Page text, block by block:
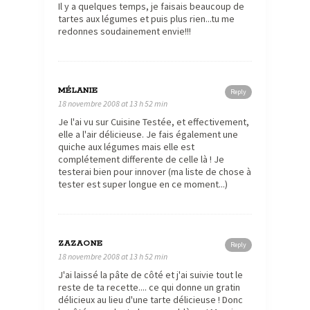
Il y a quelques temps, je faisais beaucoup de
tartes aux légumes et puis plus rien...tu me
redonnes soudainement envie!!!
Reply
MÉLANIE
18 novembre 2008 at 13 h 52 min
Je l'ai vu sur Cuisine Testée, et effectivement,
elle a l'air délicieuse. Je fais également une
quiche aux légumes mais elle est
complétement differente de celle là ! Je
testerai bien pour innover (ma liste de chose à
tester est super longue en ce moment...)
Reply
ZAZAONE
18 novembre 2008 at 13 h 52 min
J'ai laissé la pâte de côté et j'ai suivie tout le
reste de ta recette.... ce qui donne un gratin
délicieux au lieu d'une tarte délicieuse ! Donc